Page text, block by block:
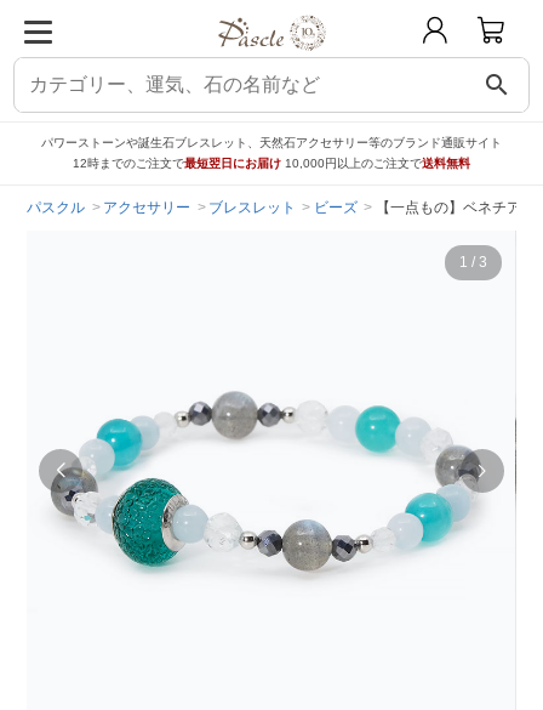
search
パワーストーンや誕生石ブレスレット、天然石アクセサリー等のブランド通販サイト
12時までのご注文で最短翌日にお届け 10,000円以上のご注文で送料無料
パスクル アクセサリー ブレスレット ビーズ 【一点もの】ベネチア
1 / 3